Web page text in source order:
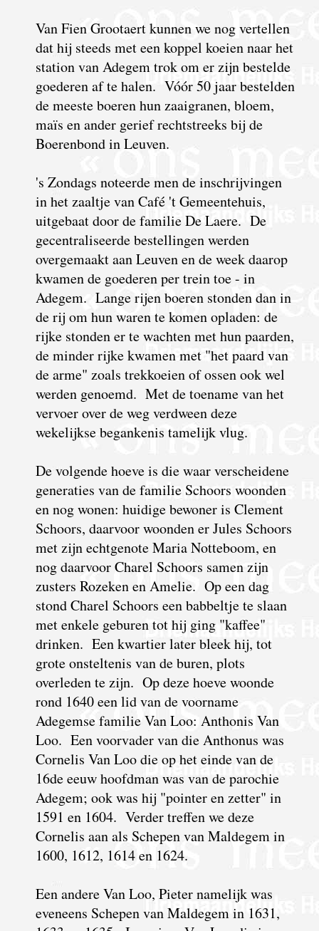
Van Fien Grootaert kunnen we nog vertellen
dat hij steeds met een koppel koeien naar het
station van Adegem trok om er zijn bestelde
goederen af te halen. Vóór 50 jaar bestelden
de meeste boeren hun zaaigranen, bloem,
maïs en ander gerief rechtstreeks bij de
Boerenbond in Leuven.
's Zondags noteerde men de inschrijvingen
in het zaaltje van Café 't Gemeentehuis,
uitgebaat door de familie De Laere. De
gecentraliseerde bestellingen werden
overgemaakt aan Leuven en de week daarop
kwamen de goederen per trein toe - in
Adegem. Lange rijen boeren stonden dan in
de rij om hun waren te komen opladen: de
rijke stonden er te wachten met hun paarden,
de minder rijke kwamen met "het paard van
de arme" zoals trekkoeien of ossen ook wel
werden genoemd. Met de toename van het
vervoer over de weg verdween deze
wekelijkse begankenis tamelijk vlug.
De volgende hoeve is die waar verscheidene
generaties van de familie Schoors woonden
en nog wonen: huidige bewoner is Clement
Schoors, daarvoor woonden er Jules Schoors
met zijn echtgenote Maria Notteboom, en
nog daarvoor Charel Schoors samen zijn
zusters Rozeken en Amelie. Op een dag
stond Charel Schoors een babbeltje te slaan
met enkele geburen tot hij ging "kaffee"
drinken. Een kwartier later bleek hij, tot
grote onsteltenis van de buren, plots
overleden te zijn. Op deze hoeve woonde
rond 1640 een lid van de voorname
Adegemse familie Van Loo: Anthonis Van
Loo. Een voorvader van die Anthonus was
Cornelis Van Loo die op het einde van de
16de eeuw hoofdman was van de parochie
Adegem; ook was hij "pointer en zetter" in
1591 en 1604. Verder treffen we deze
Cornelis aan als Schepen van Maldegem in
1600, 1612, 1614 en 1624.
Een andere Van Loo, Pieter namelijk was
eveneens Schepen van Maldegem in 1631,